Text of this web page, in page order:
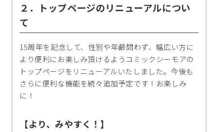
２．トップページのリニューアルについ
て
15周年を記念して、性別や年齢問わず、幅広い方に
より便利にお楽しみ頂けるようコミックシーモアの
トップページをリニューアルいたしました。今後も
さらに便利な機能を続々追加予定です！お楽しみ
に！
【より、みやすく！】